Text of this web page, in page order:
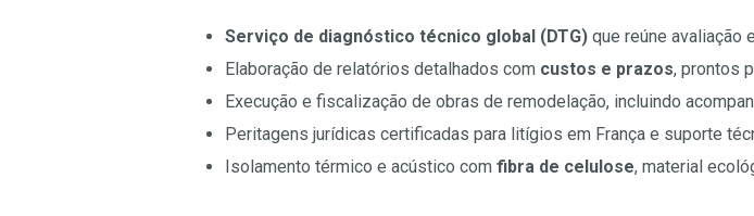
Serviço de diagnóstico técnico global (DTG) que reúne avaliação
Elaboração de relatórios detalhados com custos e prazos, prontos
Execução e fiscalização de obras de remodelação, incluindo
Peritagens jurídicas certificadas para litígios em França e suporte
Isolamento térmico e acústico com fibra de celulose, material